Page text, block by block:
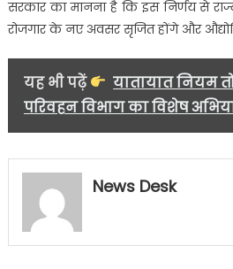
सरकार का मानना है कि इस निर्णय से
रोजगार के नए अवसर सृजित होंगे और
यह भी पढ़ें
यातायात नियम
परिवहन विभाग का विशेष
News Desk